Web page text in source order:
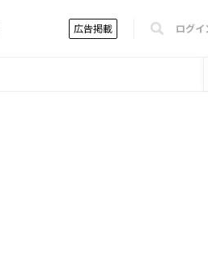
広告掲載 ログイ